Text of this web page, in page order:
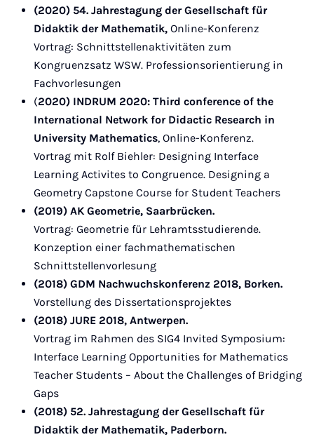
(2020) 54. Jahrestagung der Gesellschaft für
Didaktik der Mathematik, Online-Konferenz
Vortrag: Schnittstellenaktivitäten zum
Kongruenzsatz WSW. Professionsorientierung in
Fachvorlesungen
(2020) INDRUM 2020: Third conference of the
International Network for Didactic Research in
University Mathematics, Online-Konferenz.
Vortrag mit Rolf Biehler: Designing Interface
Learning Activites to Congruence. Designing a
Geometry Capstone Course for Student Teachers
(2019) AK Geometrie, Saarbrücken.
Vortrag: Geometrie für Lehramtsstudierende.
Konzeption einer fachmathematischen
Schnittstellenvorlesung
(2018) GDM Nachwuchskonferenz 2018, Borken.
Vorstellung des Dissertationsprojektes
(2018) JURE 2018, Antwerpen.
Vortrag im Rahmen des SIG4 Invited Symposium:
Interface Learning Opportunities for Mathematics
Teacher Students – About the Challenges of Bridging
Gaps
(2018) 52. Jahrestagung der Gesellschaft für
Didaktik der Mathematik, Paderborn.